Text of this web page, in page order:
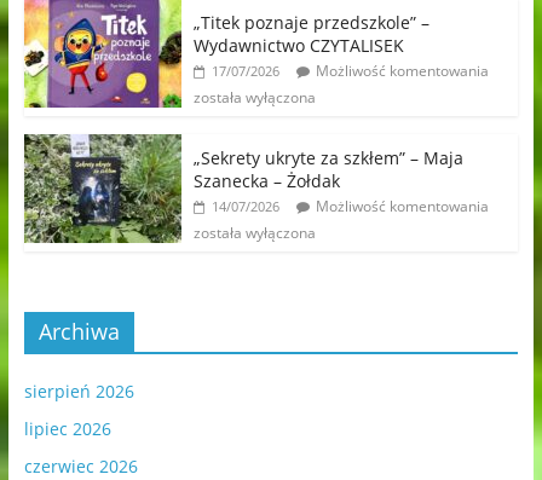
„Titek poznaje przedszkole” –
Wydawnictwo CZYTALISEK
17/07/2026
Możliwość komentowania
została wyłączona
„Sekrety ukryte za szkłem” – Maja
Szanecka – Żołdak
14/07/2026
Możliwość komentowania
została wyłączona
Archiwa
sierpień 2026
lipiec 2026
czerwiec 2026